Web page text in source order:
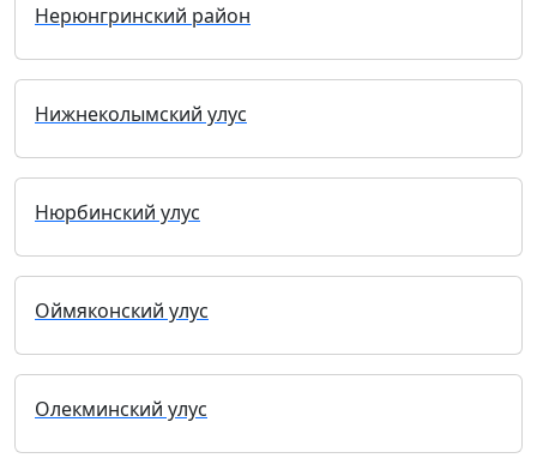
Нерюнгринский район
Нижнеколымский улус
Нюрбинский улус
Оймяконский улус
Олекминский улус